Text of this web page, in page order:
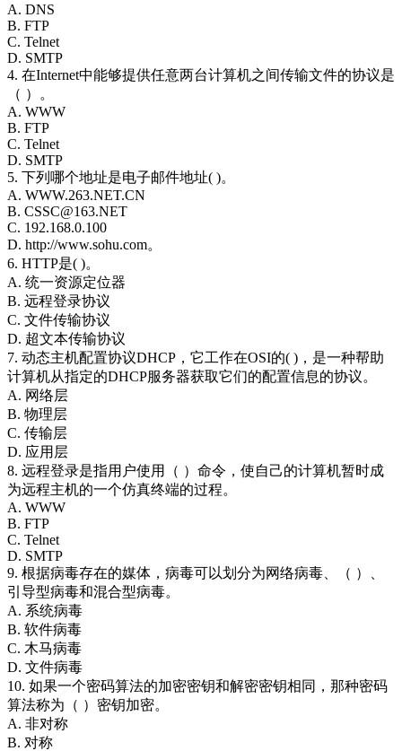
A. DNS
B. FTP
C. Telnet
D. SMTP
4. 在Internet中能够提供任意两台计算机之间传输文件的协议是
（ ）。
A. WWW
B. FTP
C. Telnet
D. SMTP
5. 下列哪个地址是电子邮件地址( )。
A. WWW.263.NET.CN
B. CSSC@163.NET
C. 192.168.0.100
D. http://www.sohu.com。
6. HTTP是( )。
A. 统一资源定位器
B. 远程登录协议
C. 文件传输协议
D. 超文本传输协议
7. 动态主机配置协议DHCP，它工作在OSI的( )，是一种帮助
计算机从指定的DHCP服务器获取它们的配置信息的协议。
A. 网络层
B. 物理层
C. 传输层
D. 应用层
8. 远程登录是指用户使用（ ）命令，使自己的计算机暂时成
为远程主机的一个仿真终端的过程。
A. WWW
B. FTP
C. Telnet
D. SMTP
9. 根据病毒存在的媒体，病毒可以划分为网络病毒、（ ）、
引导型病毒和混合型病毒。
A. 系统病毒
B. 软件病毒
C. 木马病毒
D. 文件病毒
10. 如果一个密码算法的加密密钥和解密密钥相同，那种密码
算法称为（ ）密钥加密。
A. 非对称
B. 对称